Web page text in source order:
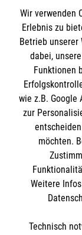
Wir
Angebote
Unsere
Mitarbeiten
Wir
Downloads
Impressum
Malteser
Soziale
Wir verwenden
Erlebnis zu
Betrieb
dabei,
Funktionen
wie z.B. Google
zur
möchten.
Weitere
Technisch